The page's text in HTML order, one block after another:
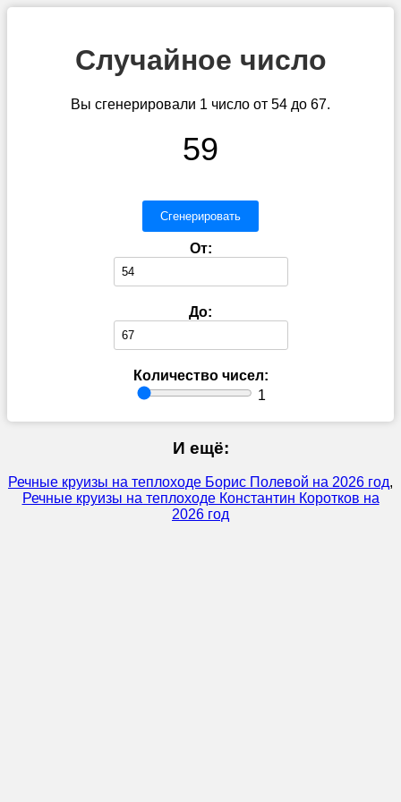
Случайное число
Вы сгенерировали 1 число от 54 до 67.
59
Сгенерировать
От:
До:
Количество чисел:
1
И ещё:
Речные круизы на теплоходе Борис Полевой на 2026 год,
Речные круизы на теплоходе Константин Коротков на
2026 год